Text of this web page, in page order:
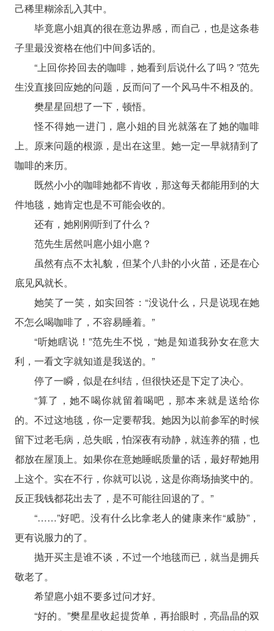
己稀里糊涂乱入其中。
毕竟扈小姐真的很在意边界感，而自己，也是这条巷
子里最没资格在他们中间多话的。
“上回你拎回去的咖啡，她看到后说什么了吗？”范先
生没直接回应她的问题，反而问了一个风马牛不相及的。
樊星星回想了一下，顿悟。
怪不得她一进门，扈小姐的目光就落在了她的咖啡
上。原来问题的根源，是出在这里。她一定一早就猜到了
咖啡的来历。
既然小小的咖啡她都不肯收，那这每天都能用到的大
件地毯，她肯定也是不可能会收的。
还有，她刚刚听到了什么？
范先生居然叫扈小姐小扈？
虽然有点不太礼貌，但某个八卦的小火苗，还是在心
底见风就长。
她笑了一笑，如实回答：“没说什么，只是说现在她
不怎么喝咖啡了，不容易睡着。”
“听她瞎说！”范先生不悦，“她是知道我孙女在意大
利，一看文字就知道是我送的。”
停了一瞬，似是在纠结，但很快还是下定了决心。
“算了，她不喝你就留着喝吧，那本来就是送给你
的。不过这地毯，你一定要帮我。她因为以前参军的时候
留下过老毛病，总失眠，怕深夜有动静，就连养的猫，也
都放在屋顶上。如果你在意她睡眠质量的话，最好帮她用
上这个。实在不行，你就可以说，这是你商场抽奖中的。
反正我钱都花出去了，是不可能往回退的了。”
“……”好吧。没有什么比拿老人的健康来作“威胁”，
更有说服力的了。
抛开买主是谁不谈，不过一个地毯而已，就当是拥兵
敬老了。
希望扈小姐不要多过问才好。
“好的。”樊星星收起提货单，再抬眼时，亮晶晶的双